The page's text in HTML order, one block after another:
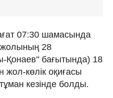
07:30 шамасында
28
бағытында) 18
жол-көлік оқиғасы
кезінде болды.